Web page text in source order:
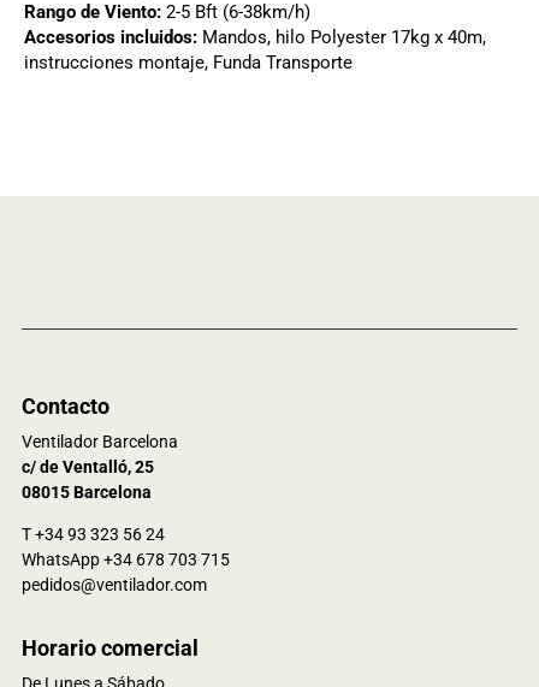
Rango de Viento: 2-5 Bft (6-38km/h)
Accesorios incluidos: Mandos, hilo Polyester 17kg x 40m,
instrucciones montaje, Funda Transporte
Contacto
Ventilador Barcelona
c/ de Ventalló, 25
08015 Barcelona
T +34 93 323 56 24
WhatsApp +34 678 703 715
pedidos@ventilador.com
Horario comercial